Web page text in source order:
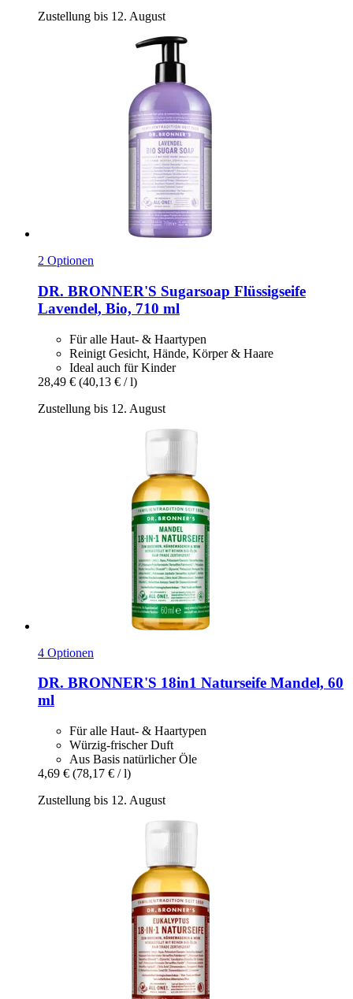
Zustellung bis 12. August
2 Optionen
DR. BRONNER'S Sugarsoap Flüssigseife
Lavendel, Bio, 710 ml
Für alle Haut- & Haartypen
Reinigt Gesicht, Hände, Körper & Haare
Ideal auch für Kinder
28,49 € (40,13 € / l)
Zustellung bis 12. August
4 Optionen
DR. BRONNER'S 18in1 Naturseife Mandel, 60
ml
Für alle Haut- & Haartypen
Würzig-frischer Duft
Aus Basis natürlicher Öle
4,69 € (78,17 € / l)
Zustellung bis 12. August